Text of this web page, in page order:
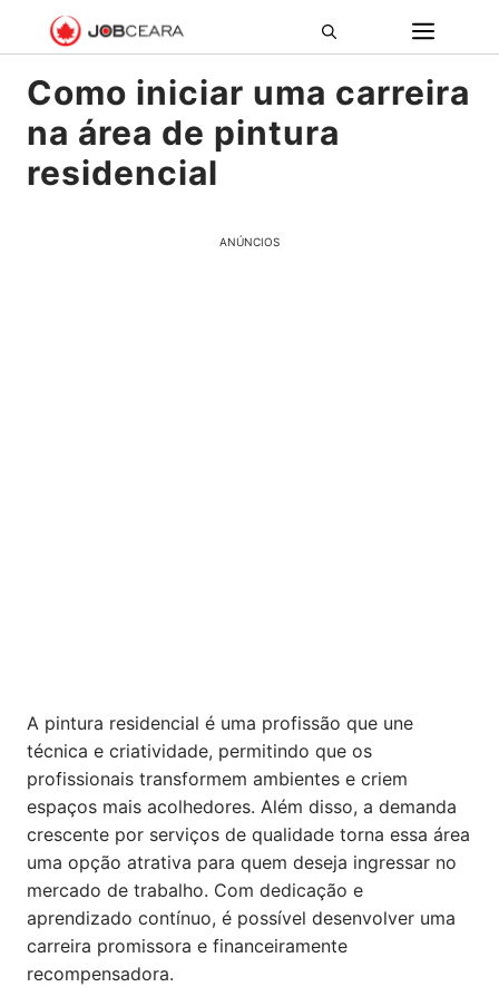
para
conteúdo
Como iniciar uma carreira
na área de pintura
residencial
ANÚNCIOS
A pintura residencial é uma profissão que une
técnica e criatividade, permitindo que os
profissionais transformem ambientes e criem
espaços mais acolhedores. Além disso, a demanda
crescente por serviços de qualidade torna essa área
uma opção atrativa para quem deseja ingressar no
mercado de trabalho. Com dedicação e
aprendizado contínuo, é possível desenvolver uma
carreira promissora e financeiramente
recompensadora.